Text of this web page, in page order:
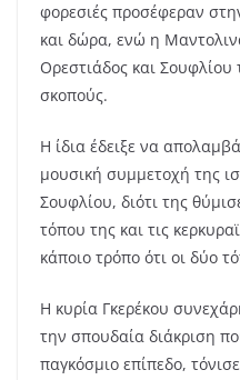
φορεσιές προσέφεραν
και δώρα, ενώ η
Ορεστιάδος και
σκοπούς.
Η ίδια έδειξε να
μουσική συμμετοχή της
Σουφλίου, διότι της
τόπου της και τις
κάποιο τρόπο ότι οι δύο
Η κυρία Γκερέκου
την σπουδαία διάκριση
παγκόσμιο επίπεδο,